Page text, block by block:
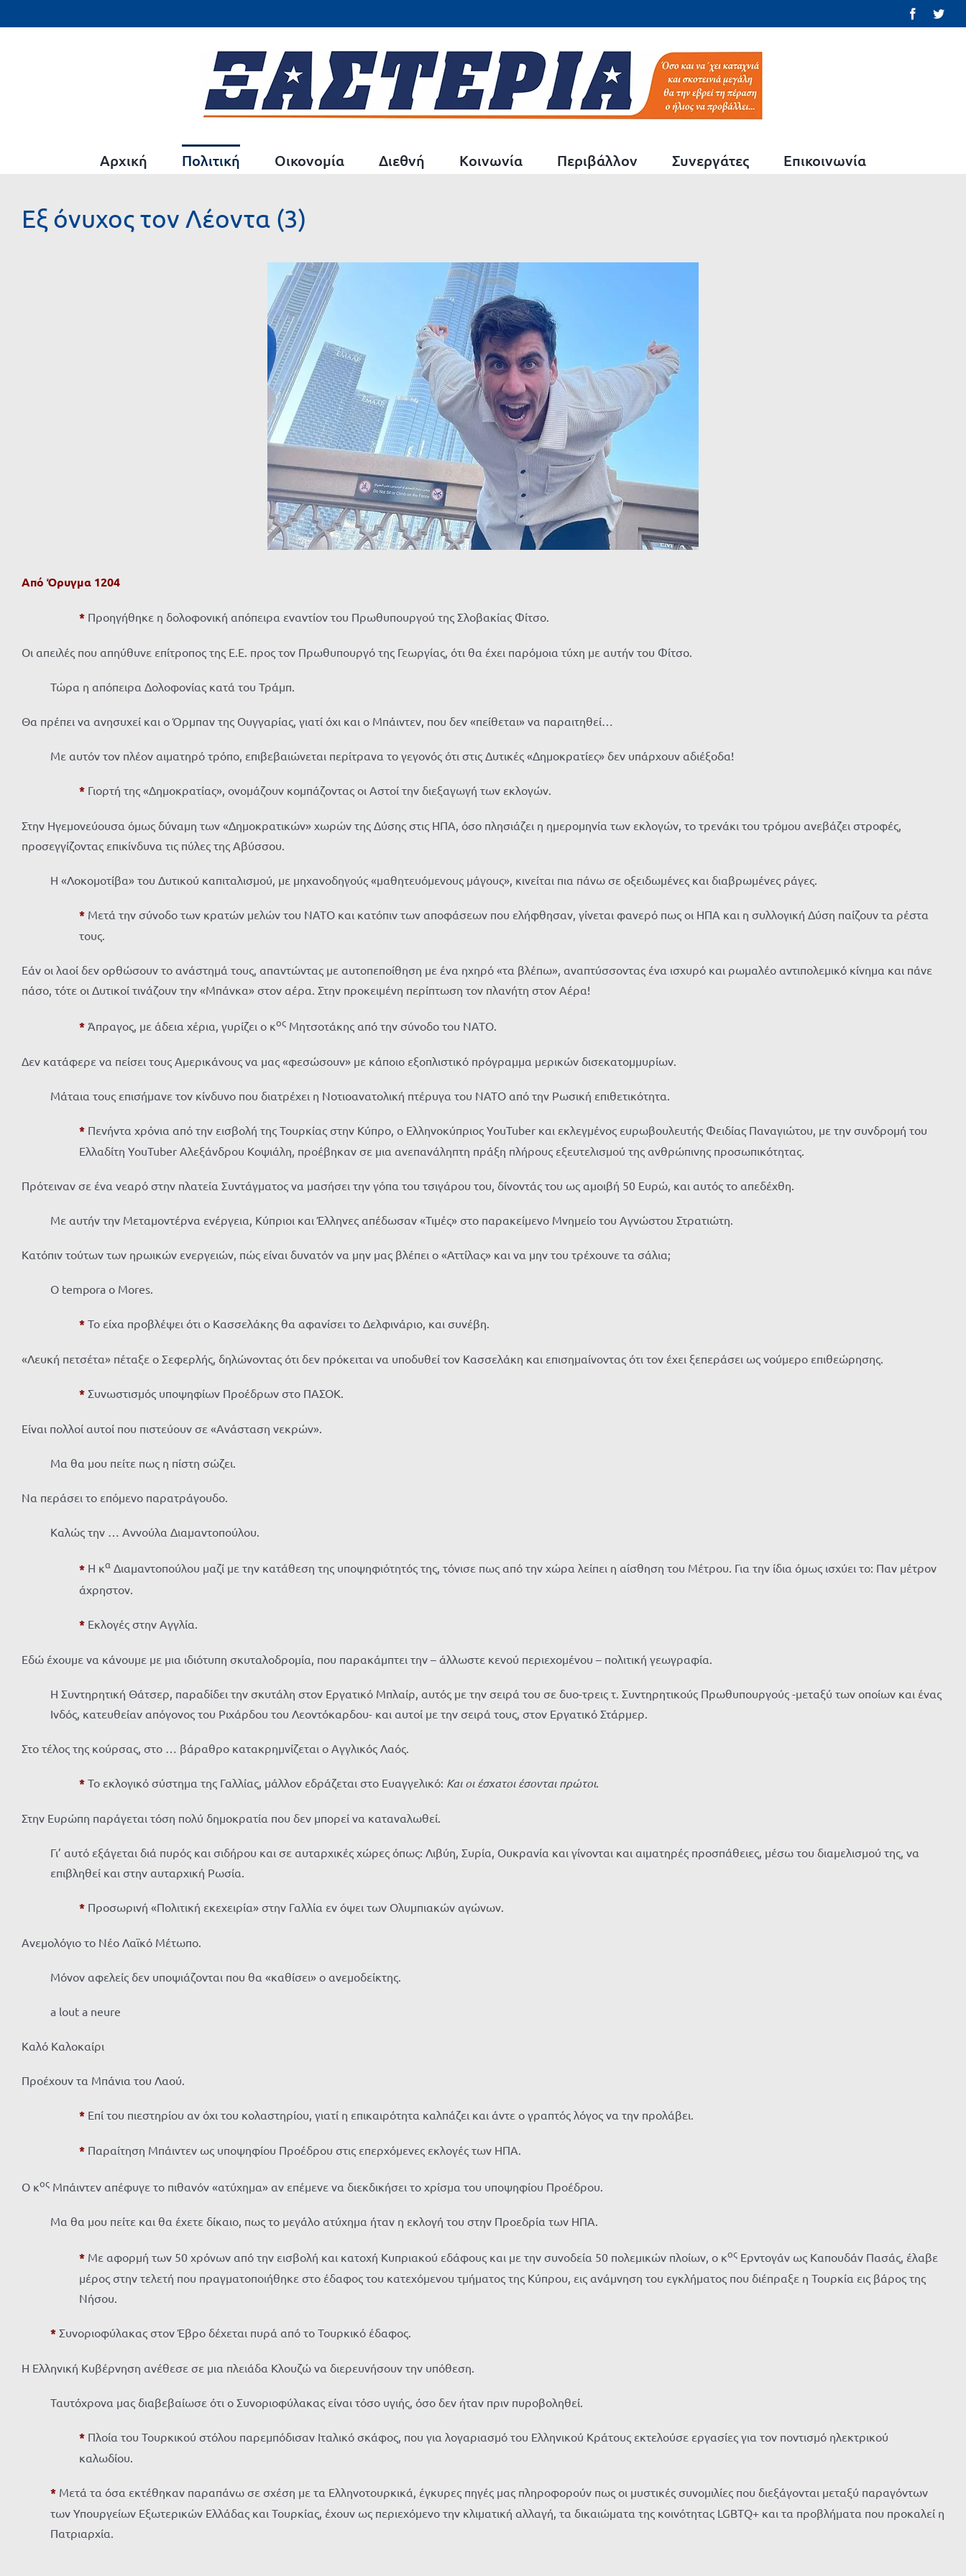
στο
Facebook
Αρχική Πολιτική Οικονομία Διεθνή Κοινωνία Περιβάλλον Συνεργάτες Επικοινωνία
Εξ όνυχος τον Λέοντα (3)
Από Όρυγμα 1204
* Προηγήθηκε η δολοφονική απόπειρα εναντίον του Πρωθυπουργού της Σλοβακίας Φίτσο.
Οι απειλές που απηύθυνε επίτροπος της Ε.Ε. προς τον Πρωθυπουργό της Γεωργίας, ότι θα έχει παρόμοια τύχη με αυτήν του Φίτσο.
Τώρα η απόπειρα Δολοφονίας κατά του Τράμπ.
Θα πρέπει να ανησυχεί και ο Όρμπαν της Ουγγαρίας, γιατί όχι και ο Μπάιντεν, που δεν «πείθεται» να παραιτηθεί…
Με αυτόν τον πλέον αιματηρό τρόπο, επιβεβαιώνεται περίτρανα το γεγονός ότι στις Δυτικές «Δημοκρατίες» δεν υπάρχουν αδιέξοδα!
* Γιορτή της «Δημοκρατίας», ονομάζουν κομπάζοντας οι Αστοί την διεξαγωγή των εκλογών.
Στην Ηγεμονεύουσα όμως δύναμη των «Δημοκρατικών» χωρών της Δύσης στις ΗΠΑ, όσο πλησιάζει η ημερομηνία των εκλογών, το τρενάκι του τρόμου ανεβάζει στροφές,
προσεγγίζοντας επικίνδυνα τις πύλες της Αβύσσου.
Η «Λοκομοτίβα» του Δυτικού καπιταλισμού, με μηχανοδηγούς «μαθητευόμενους μάγους», κινείται πια πάνω σε οξειδωμένες και διαβρωμένες ράγες.
* Μετά την σύνοδο των κρατών μελών του ΝΑΤΟ και κατόπιν των αποφάσεων που ελήφθησαν, γίνεται φανερό πως οι ΗΠΑ και η συλλογική Δύση παίζουν τα ρέστα
τους.
Εάν οι λαοί δεν ορθώσουν το ανάστημά τους, απαντώντας με αυτοπεποίθηση με ένα ηχηρό «τα βλέπω», αναπτύσσοντας ένα ισχυρό και ρωμαλέο αντιπολεμικό κίνημα και πάνε
πάσο, τότε οι Δυτικοί τινάζουν την «Μπάνκα» στον αέρα. Στην προκειμένη περίπτωση τον πλανήτη στον Αέρα!
* Άπραγος, με άδεια χέρια, γυρίζει ο κος Μητσοτάκης από την σύνοδο του ΝΑΤΟ.
Δεν κατάφερε να πείσει τους Αμερικάνους να μας «φεσώσουν» με κάποιο εξοπλιστικό πρόγραμμα μερικών δισεκατομμυρίων.
Μάταια τους επισήμανε τον κίνδυνο που διατρέχει η Νοτιοανατολική πτέρυγα του ΝΑΤΟ από την Ρωσική επιθετικότητα.
* Πενήντα χρόνια από την εισβολή της Τουρκίας στην Κύπρο, ο Ελληνοκύπριος YouTuber και εκλεγμένος ευρωβουλευτής Φειδίας Παναγιώτου, με την συνδρομή του
Ελλαδίτη YouTuber Αλεξάνδρου Κοψιάλη, προέβηκαν σε μια ανεπανάληπτη πράξη πλήρους εξευτελισμού της ανθρώπινης προσωπικότητας.
Πρότειναν σε ένα νεαρό στην πλατεία Συντάγματος να μασήσει την γόπα του τσιγάρου του, δίνοντάς του ως αμοιβή 50 Ευρώ, και αυτός το απεδέχθη.
Με αυτήν την Μεταμοντέρνα ενέργεια, Κύπριοι και Έλληνες απέδωσαν «Τιμές» στο παρακείμενο Μνημείο του Αγνώστου Στρατιώτη.
Κατόπιν τούτων των ηρωικών ενεργειών, πώς είναι δυνατόν να μην μας βλέπει ο «Αττίλας» και να μην του τρέχουνε τα σάλια;
Ο tempora o Mores.
* Το είχα προβλέψει ότι ο Κασσελάκης θα αφανίσει το Δελφινάριο, και συνέβη.
«Λευκή πετσέτα» πέταξε ο Σεφερλής, δηλώνοντας ότι δεν πρόκειται να υποδυθεί τον Κασσελάκη και επισημαίνοντας ότι τον έχει ξεπεράσει ως νούμερο επιθεώρησης.
* Συνωστισμός υποψηφίων Προέδρων στο ΠΑΣΟΚ.
Είναι πολλοί αυτοί που πιστεύουν σε «Ανάσταση νεκρών».
Μα θα μου πείτε πως η πίστη σώζει.
Να περάσει το επόμενο παρατράγουδο.
Καλώς την … Αννούλα Διαμαντοπούλου.
* Η κα Διαμαντοπούλου μαζί με την κατάθεση της υποψηφιότητός της, τόνισε πως από την χώρα λείπει η αίσθηση του Μέτρου. Για την ίδια όμως ισχύει το: Παν μέτρον
άχρηστον.
* Εκλογές στην Αγγλία.
Εδώ έχουμε να κάνουμε με μια ιδιότυπη σκυταλοδρομία, που παρακάμπτει την – άλλωστε κενού περιεχομένου – πολιτική γεωγραφία.
Η Συντηρητική Θάτσερ, παραδίδει την σκυτάλη στον Εργατικό Μπλαίρ, αυτός με την σειρά του σε δυο-τρεις τ. Συντηρητικούς Πρωθυπουργούς -μεταξύ των οποίων και ένας
Ινδός, κατευθείαν απόγονος του Ριχάρδου του Λεοντόκαρδου- και αυτοί με την σειρά τους, στον Εργατικό Στάρμερ.
Στο τέλος της κούρσας, στο … βάραθρο κατακρημνίζεται ο Αγγλικός Λαός.
* Το εκλογικό σύστημα της Γαλλίας, μάλλον εδράζεται στο Ευαγγελικό: Και οι έσχατοι έσονται πρώτοι.
Στην Ευρώπη παράγεται τόση πολύ δημοκρατία που δεν μπορεί να καταναλωθεί.
Γι’ αυτό εξάγεται διά πυρός και σιδήρου και σε αυταρχικές χώρες όπως: Λιβύη, Συρία, Ουκρανία και γίνονται και αιματηρές προσπάθειες, μέσω του διαμελισμού της, να
επιβληθεί και στην αυταρχική Ρωσία.
* Προσωρινή «Πολιτική εκεχειρία» στην Γαλλία εν όψει των Ολυμπιακών αγώνων.
Ανεμολόγιο το Νέο Λαϊκό Μέτωπο.
Μόνον αφελείς δεν υποψιάζονται που θα «καθίσει» ο ανεμοδείκτης.
a lout a neure
Καλό Καλοκαίρι
Προέχουν τα Μπάνια του Λαού.
* Επί του πιεστηρίου αν όχι του κολαστηρίου, γιατί η επικαιρότητα καλπάζει και άντε ο γραπτός λόγος να την προλάβει.
* Παραίτηση Μπάιντεν ως υποψηφίου Προέδρου στις επερχόμενες εκλογές των ΗΠΑ.
Ο κος Μπάιντεν απέφυγε το πιθανόν «ατύχημα» αν επέμενε να διεκδικήσει το χρίσμα του υποψηφίου Προέδρου.
Μα θα μου πείτε και θα έχετε δίκαιο, πως το μεγάλο ατύχημα ήταν η εκλογή του στην Προεδρία των ΗΠΑ.
* Με αφορμή των 50 χρόνων από την εισβολή και κατοχή Κυπριακού εδάφους και με την συνοδεία 50 πολεμικών πλοίων, ο κος Ερντογάν ως Καπουδάν Πασάς, έλαβε
μέρος στην τελετή που πραγματοποιήθηκε στο έδαφος του κατεχόμενου τμήματος της Κύπρου, εις ανάμνηση του εγκλήματος που διέπραξε η Τουρκία εις βάρος της
Νήσου.
* Συνοριοφύλακας στον Έβρο δέχεται πυρά από το Τουρκικό έδαφος.
Η Ελληνική Κυβέρνηση ανέθεσε σε μια πλειάδα Κλουζώ να διερευνήσουν την υπόθεση.
Ταυτόχρονα μας διαβεβαίωσε ότι ο Συνοριοφύλακας είναι τόσο υγιής, όσο δεν ήταν πριν πυροβοληθεί.
* Πλοία του Τουρκικού στόλου παρεμπόδισαν Ιταλικό σκάφος, που για λογαριασμό του Ελληνικού Κράτους εκτελούσε εργασίες για τον ποντισμό ηλεκτρικού
καλωδίου.
* Μετά τα όσα εκτέθηκαν παραπάνω σε σχέση με τα Ελληνοτουρκικά, έγκυρες πηγές μας πληροφορούν πως οι μυστικές συνομιλίες που διεξάγονται μεταξύ παραγόντων
των Υπουργείων Εξωτερικών Ελλάδας και Τουρκίας, έχουν ως περιεχόμενο την κλιματική αλλαγή, τα δικαιώματα της κοινότητας LGBTQ+ και τα προβλήματα που προκαλεί η
Πατριαρχία.